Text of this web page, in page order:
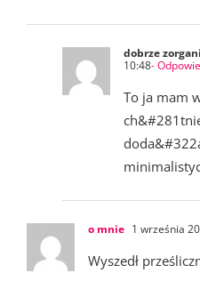
dobrze
10:48-
To ja mam
o mnie 1 września
Wyszedł